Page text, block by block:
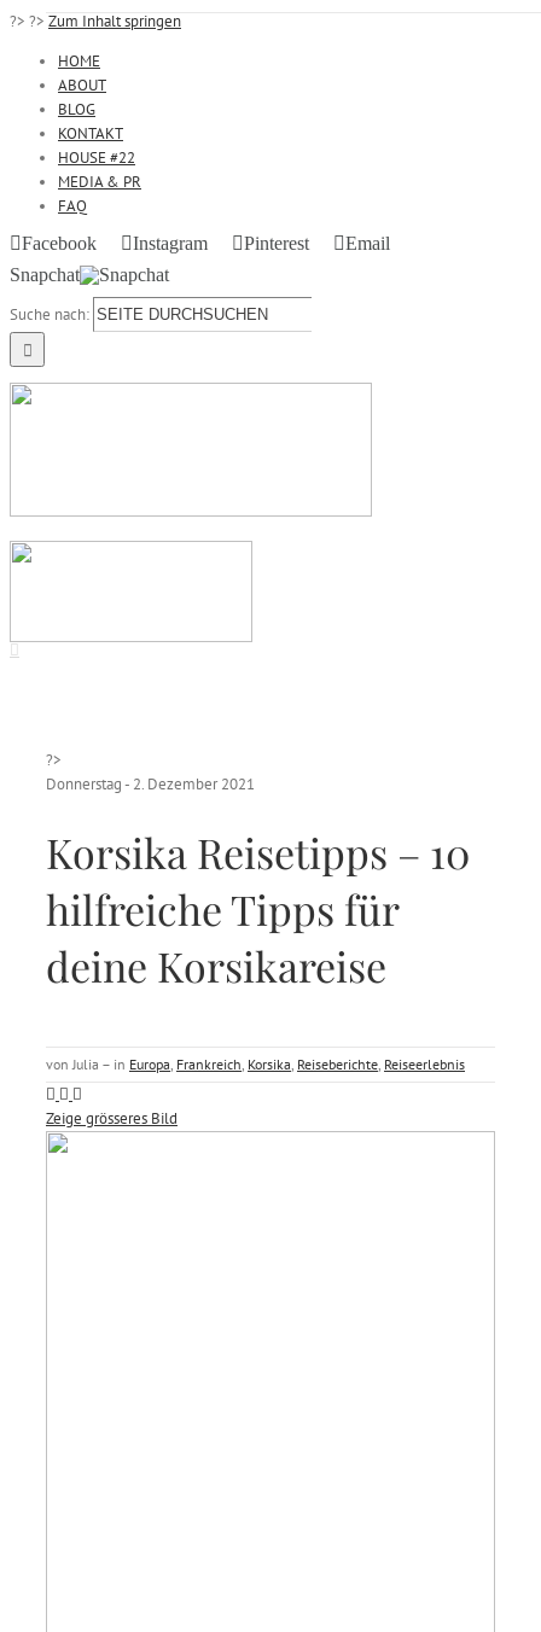
?> ?> Zum Inhalt springen
HOME
ABOUT
BLOG
KONTAKT
HOUSE #22
MEDIA & PR
FAQ
Facebook
Instagram Pinterest
Email
Snapchat
Suche nach:
?>
Donnerstag - 2. Dezember 2021
Korsika Reisetipps – 10
hilfreiche Tipps für
deine Korsikareise
von Julia – in Europa Frankreich Korsika Reiseberichte Reiseerlebnis
Zeige grösseres Bild